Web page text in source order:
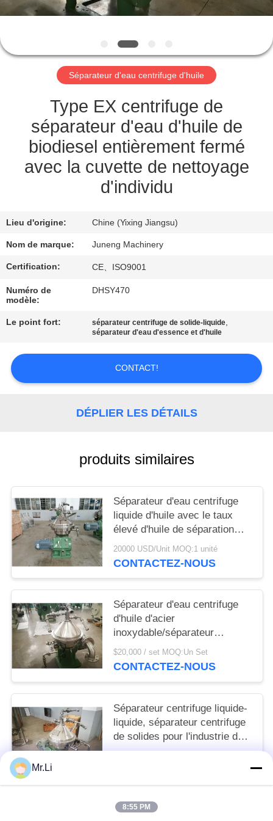
VISITE
L'USINE
CONTRÔLE
QUALITÉ
NOUVELLES
COMPANY
PLAN
Séparateur d'eau centrifuge d'huile
Type EX centrifuge de
séparateur d'eau d'huile de
biodiesel entièrement fermé
avec la cuvette de nettoyage
d'individu
Lieu d'origine: Chine (Yixing Jiangsu)
Nom de marque: Juneng Machinery
Certification: CE、ISO9001
Numéro de
modèle:
DHSY470
Le point fort: séparateur centrifuge de solide-liquide,
séparateur d'eau d'essence et d'huile
CONTACT!
DÉPLIER LES DÉTAILS
produits similaires
Séparateur d'eau centrifuge
liquide d'huile avec le taux
élevé d'huile de séparation
fine
20000 USD/Unit MOQ:1 unité
CONTACTEZ-NOUS
Séparateur d'eau centrifuge
d'huile d'acier
inoxydable/séparateur
centrifuge continu
$20,000 / set MOQ:Un Set
CONTACTEZ-NOUS
Séparateur centrifuge liquide-
liquide, séparateur centrifuge
de solides pour l'industrie de
substance de nourriture
Mr.Li
8:55 PM